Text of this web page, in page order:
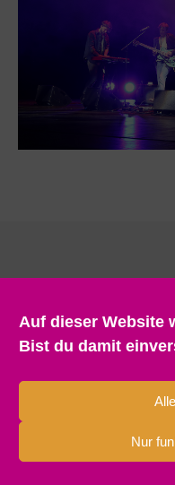
Auf dieser Website
Bist du damit
Nur